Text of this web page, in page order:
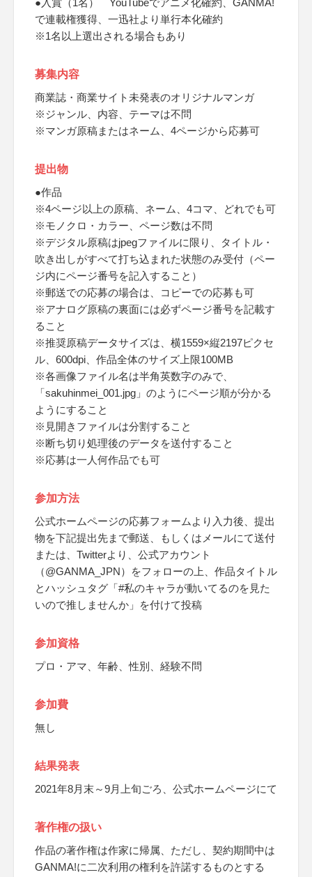
●入賞（1名） YouTubeでアニメ化確約、GANMA!
で連載権獲得、一迅社より単行本化確約
※1名以上選出される場合もあり
募集内容
商業誌・商業サイト未発表のオリジナルマンガ
※ジャンル、内容、テーマは不問
※マンガ原稿またはネーム、4ページから応募可
提出物
●作品
※4ページ以上の原稿、ネーム、4コマ、どれでも可
※モノクロ・カラー、ページ数は不問
※デジタル原稿はjpegファイルに限り、タイトル・
吹き出しがすべて打ち込まれた状態のみ受付（ペー
ジ内にページ番号を記入すること）
※郵送での応募の場合は、コピーでの応募も可
※アナログ原稿の裏面には必ずページ番号を記載す
ること
※推奨原稿データサイズは、横1559×縦2197ピクセ
ル、600dpi、作品全体のサイズ上限100MB
※各画像ファイル名は半角英数字のみで、
「sakuhinmei_001.jpg」のようにページ順が分かる
ようにすること
※見開きファイルは分割すること
※断ち切り処理後のデータを送付すること
※応募は一人何作品でも可
参加方法
公式ホームページの応募フォームより入力後、提出
物を下記提出先まで郵送、もしくはメールにて送付
または、Twitterより、公式アカウント
（@GANMA_JPN）をフォローの上、作品タイトル
とハッシュタグ「#私のキャラが動いてるのを見た
いので推しませんか」を付けて投稿
参加資格
プロ・アマ、年齢、性別、経験不問
参加費
無し
結果発表
2021年8月末～9月上旬ごろ、公式ホームページにて
著作権の扱い
作品の著作権は作家に帰属、ただし、契約期間中は
GANMA!に二次利用の権利を許諾するものとする